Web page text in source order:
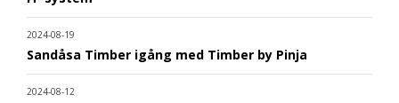
2024-08-19
Sandåsa Timber igång med Timber by Pinja
2024-08-12